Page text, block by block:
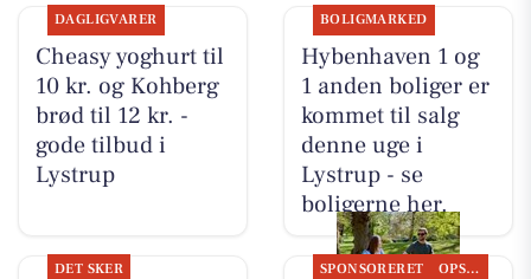
DAGLIGVARER
Cheasy yoghurt til
10 kr. og Kohberg
brød til 12 kr. -
gode tilbud i
Lystrup
BOLIGMARKED
Hybenhaven 1 og
1 anden boliger er
kommet til salg
denne uge i
Lystrup - se
boligerne her.
DET SKER SPONSORERET OPSLAGSTAVLEN